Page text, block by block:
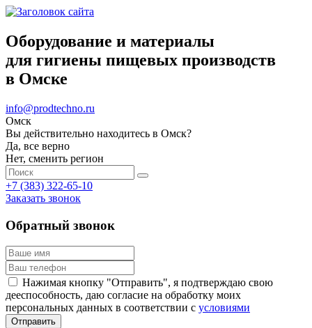
Оборудование и материалы
для гигиены пищевых производств
в Омске
info@prodtechno.ru
Омск
Вы действительно находитесь в Омск?
Да, все верно
Нет, сменить регион
+7 (383) 322-65-10
Заказать звонок
Обратный звонок
Нажимая кнопку "Отправить", я подтверждаю свою
дееспособность, даю согласие на обработку моих
персональных данных в соответствии с условиями